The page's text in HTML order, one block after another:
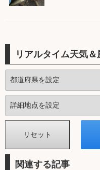
リアルタイム天気＆
関連する記事